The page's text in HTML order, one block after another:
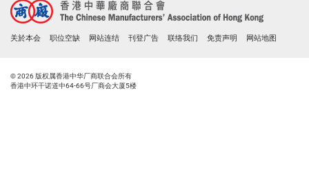
关於本会 职位空缺 网站连结 刊登广告 联络我们 免责声明 网站地图
© 2026 版权属香港中华厂商联合会所有
香港中环干诺道中64-66号厂商会大厦5楼